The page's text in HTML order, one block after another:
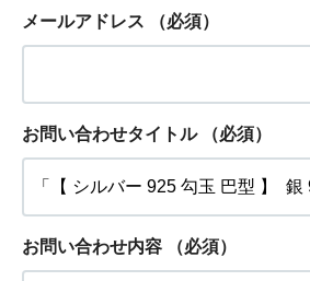
メールアドレス （必須）
お問い合わせタイトル （必須）
お問い合わせ内容 （必須）